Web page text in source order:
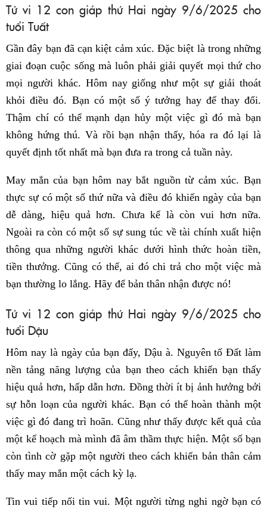
Tử vi 12 con giáp thứ Hai ngày 9/6/2025 cho
tuổi Tuất
Gần đây bạn đã cạn kiệt cảm xúc. Đặc biệt là trong những
giai đoạn cuộc sống mà luôn phải giải quyết mọi thứ cho
mọi người khác. Hôm nay giống như một sự giải thoát
khỏi điều đó. Bạn có một số ý tưởng hay để thay đổi.
Thậm chí có thể mạnh dạn hủy một việc gì đó mà bạn
không hứng thú. Và rồi bạn nhận thấy, hóa ra đó lại là
quyết định tốt nhất mà bạn đưa ra trong cả tuần này.
May mắn của bạn hôm nay bắt nguồn từ cảm xúc. Bạn
thực sự có một số thứ nữa và điều đó khiến ngày của bạn
dễ dàng, hiệu quả hơn. Chưa kể là còn vui hơn nữa.
Ngoài ra còn có một số sự sung túc về tài chính xuất hiện
thông qua những người khác dưới hình thức hoàn tiền,
tiền thưởng. Cũng có thể, ai đó chi trả cho một việc mà
bạn thường lo lắng. Hãy để bản thân nhận được nó!
Tử vi 12 con giáp thứ Hai ngày 9/6/2025 cho
tuổi Dậu
Hôm nay là ngày của bạn đấy, Dậu à. Nguyên tố Đất làm
nền tảng năng lượng của bạn theo cách khiến bạn thấy
hiệu quả hơn, hấp dẫn hơn. Đồng thời ít bị ảnh hưởng bởi
sự hỗn loạn của người khác. Bạn có thể hoàn thành một
việc gì đó đang trì hoãn. Cũng như thấy được kết quả của
một kế hoạch mà mình đã âm thầm thực hiện. Một số bạn
còn tình cờ gặp một người theo cách khiến bản thân cảm
thấy may mắn một cách kỳ lạ.
Tin vui tiếp nối tin vui. Một người từng nghi ngờ bạn có